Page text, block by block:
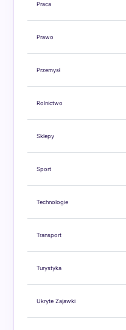
Praca
Prawo
Przemysł
Rolnictwo
Sklepy
Sport
Technologie
Transport
Turystyka
Ukryte Zajawki